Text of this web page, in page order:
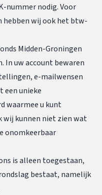
nummer nodig. Voor
wij ook het btw-
Midden-Groningen
In uw account bewaren
e-mailwensen
een unieke
waarmee u kunt
wij kunnen niet zien wat
onomkeerbaar
is alleen toegestaan,
bestaat, namelijk